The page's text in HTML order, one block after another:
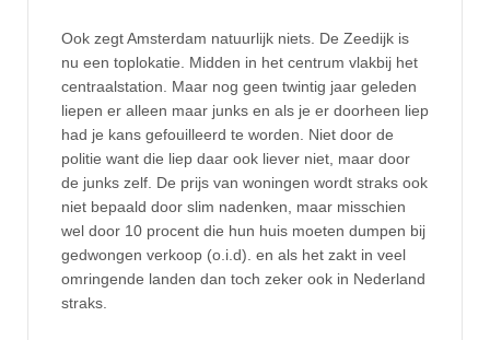
Ook zegt Amsterdam natuurlijk niets. De Zeedijk is
nu een toplokatie. Midden in het centrum vlakbij het
centraalstation. Maar nog geen twintig jaar geleden
liepen er alleen maar junks en als je er doorheen liep
had je kans gefouilleerd te worden. Niet door de
politie want die liep daar ook liever niet, maar door
de junks zelf. De prijs van woningen wordt straks ook
niet bepaald door slim nadenken, maar misschien
wel door 10 procent die hun huis moeten dumpen bij
gedwongen verkoop (o.i.d). en als het zakt in veel
omringende landen dan toch zeker ook in Nederland
straks.